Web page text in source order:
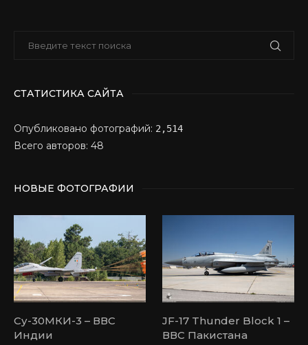
СТАТИСТИКА САЙТА
Опубликовано фотографий: 2,514
Всего авторов: 48
НОВЫЕ ФОТОГРАФИИ
Су-30МКИ-3 – ВВС
Индии
JF-17 Thunder Block 1 –
ВВС Пакистана